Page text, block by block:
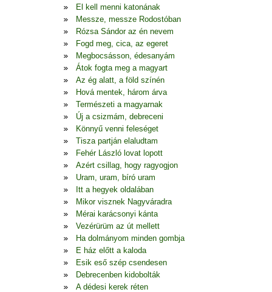
El kell menni katonának
Messze, messze Rodostóban
Rózsa Sándor az én nevem
Fogd meg, cica, az egeret
Megbocsásson, édesanyám
Átok fogta meg a magyart
Az ég alatt, a föld színén
Hová mentek, három árva
Természeti a magyarnak
Új a csizmám, debreceni
Könnyű venni feleséget
Tisza partján elaludtam
Fehér László lovat lopott
Azért csillag, hogy ragyogjon
Uram, uram, bíró uram
Itt a hegyek oldalában
Mikor visznek Nagyváradra
Mérai karácsonyi kánta
Vezérürüm az út mellett
Ha dolmányom minden gombja
E ház előtt a kaloda
Esik eső szép csendesen
Debrecenben kidobolták
A dédesi kerek réten